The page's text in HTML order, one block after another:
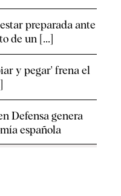
preparada ante
de un [...]
y pegar' frena el
Defensa genera
española